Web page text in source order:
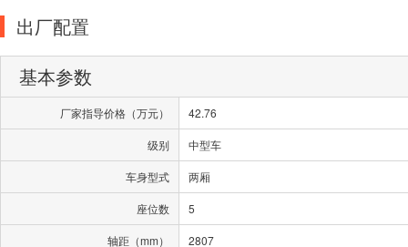
出厂配置
基本参数
厂家指导价格（万元） 42.76
级别 中型车
车身型式 两厢
座位数 5
轴距（mm） 2807